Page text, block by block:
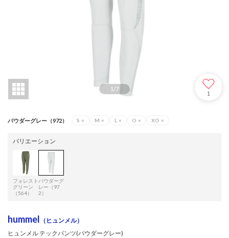
1/7
1
パウダーグレー（972） S × M × L × O × XO ×
バリエーション
フォレスト
グリーン
（564）
パウダーグ
レー（97
2）
hummel （ヒュンメル）
ヒュンメル テックパンツ(パウダーグレー)